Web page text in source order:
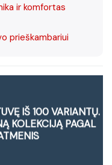
ir komfortas
prieškambariui
IŠ 100 VARIANTŲ.
KOLEKCIJĄ PAGAL